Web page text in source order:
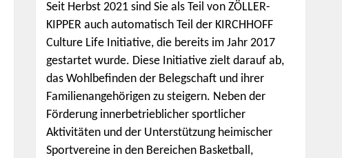
Seit Herbst 2021 sind Sie als Teil von ZÖLLER-
KIPPER auch automatisch Teil der KIRCHHOFF
Culture Life Initiative, die bereits im Jahr 2017
gestartet wurde. Diese Initiative zielt darauf ab,
das Wohlbefinden der Belegschaft und ihrer
Familienangehörigen zu steigern. Neben der
Förderung innerbetrieblicher sportlicher
Aktivitäten und der Unterstützung heimischer
Sportvereine in den Bereichen Basketball,